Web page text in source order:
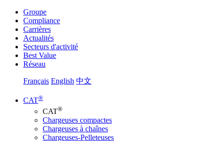
Groupe
Compliance
Carrières
Actualités
Secteurs d'activité
Best Value
Réseau
Français English 中文
CAT®
CAT®
Chargeuses compactes
Chargeuses à chaînes
Chargeuses-Pelleteuses